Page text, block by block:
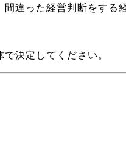
違った経営判断をする
決定してください。